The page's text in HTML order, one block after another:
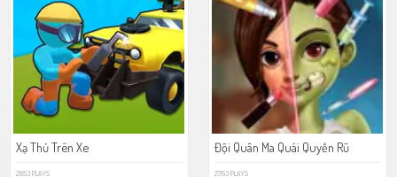
Xạ Thủ Trên Xe
2853 PLAYS
Đội Quân Ma Quái Quyến Rũ
2763 PLAYS